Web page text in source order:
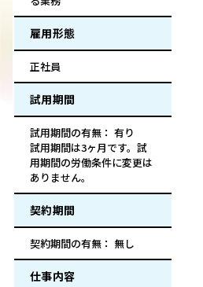
雇用形態
正社員
試用期間
試用期間の有無： 有り
試用期間は3ヶ月です。試
用期間の労働条件に変更は
ありません。
契約期間
契約期間の有無： 無し
仕事内容